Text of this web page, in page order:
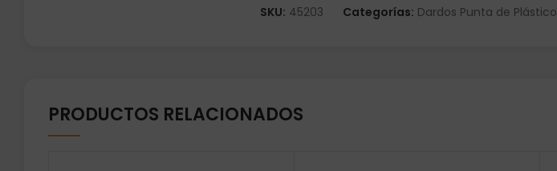
SKU: 45203 Categorías: Dardos Punta de Plástico
PRODUCTOS RELACIONADOS